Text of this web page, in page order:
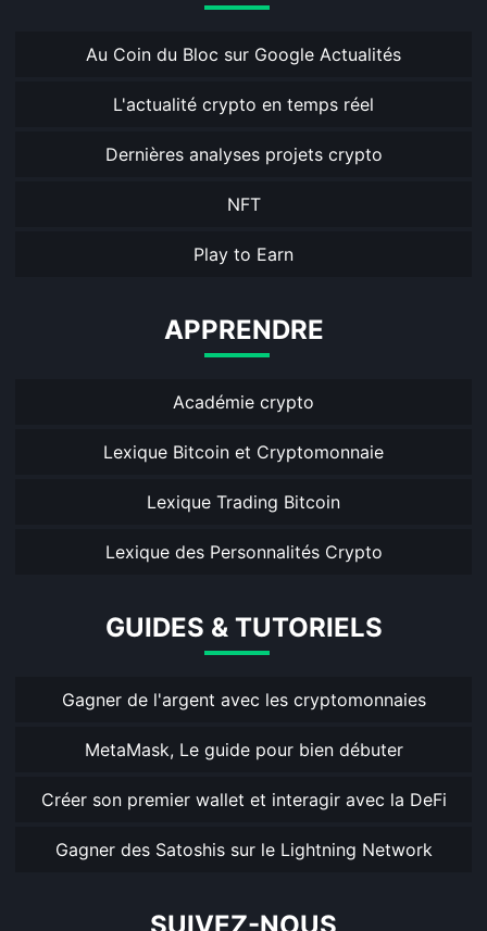
Au Coin du Bloc sur Google Actualités
L'actualité crypto en temps réel
Dernières analyses projets crypto
NFT
Play to Earn
APPRENDRE
Académie crypto
Lexique Bitcoin et Cryptomonnaie
Lexique Trading Bitcoin
Lexique des Personnalités Crypto
GUIDES & TUTORIELS
Gagner de l'argent avec les cryptomonnaies
MetaMask, Le guide pour bien débuter
Créer son premier wallet et interagir avec la DeFi
Gagner des Satoshis sur le Lightning Network